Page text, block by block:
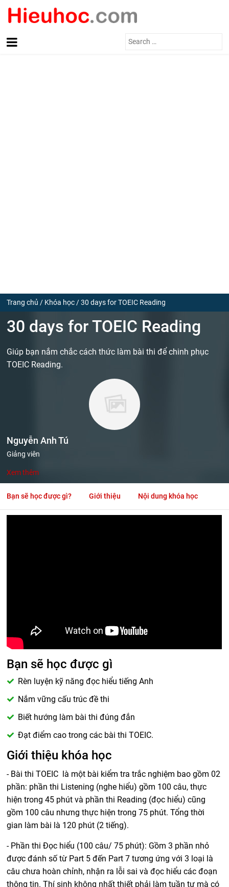
Search
Trang chủ / Khóa học /30 days for TOEIC Reading
30 days for TOEIC Reading
Giúp bạn nắm chắc cách thức làm bài thi để chinh phục
TOEIC Reading.
Nguyễn Anh Tú
Giảng viên
Xem thêm
Bạn sẽ học được gì? Giới thiệu Nội dung khóa học
Bạn sẽ học được gì
Rèn luyện kỹ năng đọc hiểu tiếng Anh
Nắm vững cấu trúc đề thi
Biết hướng làm bài thi đúng đắn
Đạt điểm cao trong các bài thi TOEIC.
Giới thiệu khóa học
- Bài thi TOEIC là một bài kiểm tra trắc nghiệm bao gồm 02
phần: phần thi Listening (nghe hiểu) gồm 100 câu, thực
hiện trong 45 phút và phần thi Reading (đọc hiểu) cũng
gồm 100 câu nhưng thực hiện trong 75 phút. Tổng thời
gian làm bài là 120 phút (2 tiếng).
- Phần thi Đọc hiểu (100 câu/ 75 phút): Gồm 3 phần nhỏ
được đánh số từ Part 5 đến Part 7 tương ứng với 3 loại là
câu chưa hoàn chỉnh, nhận ra lỗi sai và đọc hiểu các đoạn
thông tin. Thí sinh không nhất thiết phải làm tuần tự mà có